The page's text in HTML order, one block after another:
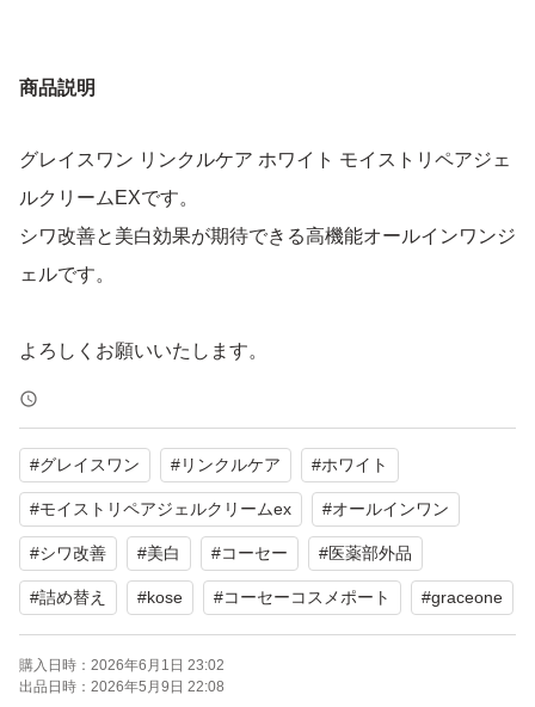
商品説明
グレイスワン リンクルケア ホワイト モイストリペアジェ
ルクリームEXです。
シワ改善と美白効果が期待できる高機能オールインワンジ
ェルです。
よろしくお願いいたします。
#グレイスワン #リンクルケア #ホワイト
#モイストリペアジェルクリームex #オールインワン
#シワ改善 #美白 #コーセー #医薬部外品
#詰め替え #kose #コーセーコスメポート #graceone
購入日時： 2026年6月1日 23:02
出品日時： 2026年5月9日 22:08